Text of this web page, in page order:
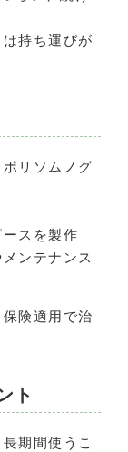
持ち運びが
リソムノグ
スを製作
ンテナンス
険適用で治
ト
期間使うこ